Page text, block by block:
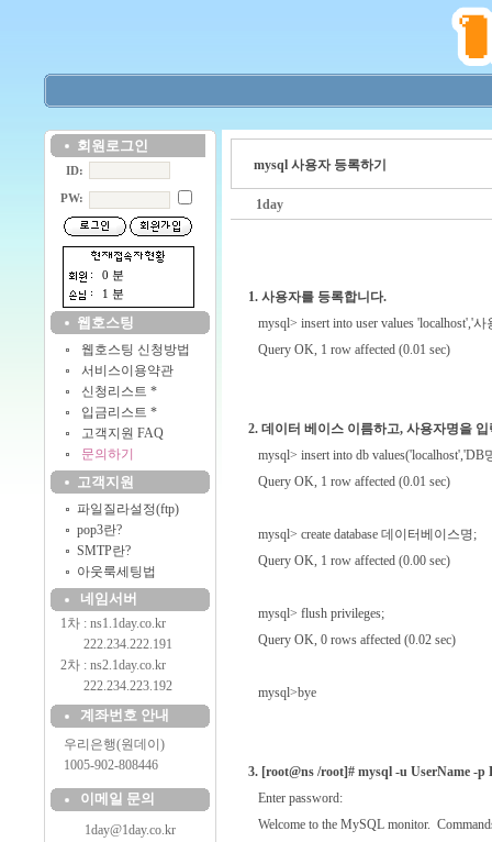
회원로그인
ID:
PW:
0 분
1 분
웹호스팅
웹호스팅 신청방법
서비스이용약관
신청리스트 *
입금리스트 *
고객지원 FAQ
문의하기
고객지원
파일질라설정(ftp)
pop3란?
SMTP란?
아웃룩세팅법
네임서버
1차 : ns1.1day.co.kr
222.234.222.191
2차 : ns2.1day.co.kr
222.234.223.192
계좌번호 안내
우리은행(원데이)
1005-902-808446
이메일 문의
1day@1day.co.kr
mysql 사용자 등록하기
1day
1. 사용자를 등록합니다.
mysql> insert into user values 'localhost','
Query OK, 1 row affected (0.01 sec)
2. 데이터 베이스 이름하고, 사용자명을 입
mysql> insert into db
Query OK, 1 row affected (0.01 sec)
mysql> create database 데이터베이스명;
Query OK, 1 row affected (0.00 sec)
mysql> flush privileges;
Query OK, 0 rows affected (0.02 sec)
mysql>bye
3. [root@ns /root]# mysql -u UserName -p
Enter password:
Welcome to the MySQL monitor.